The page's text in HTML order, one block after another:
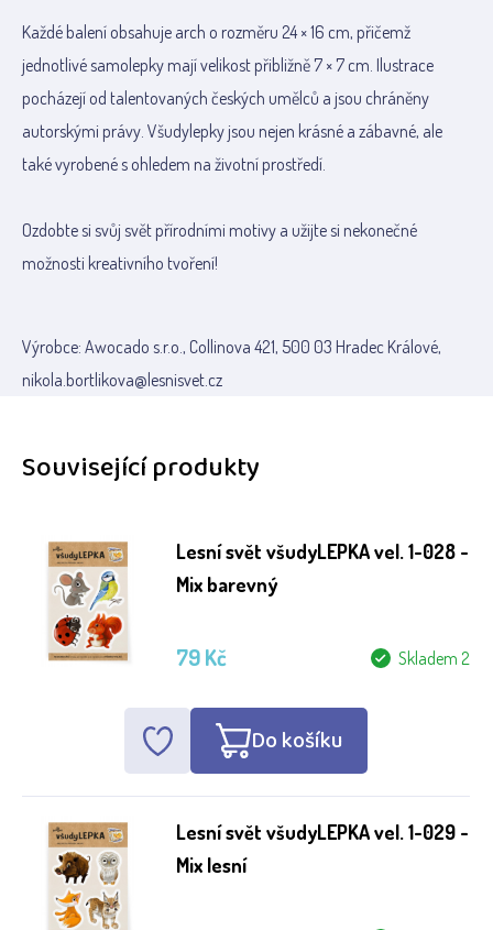
Každé balení obsahuje arch o rozměru 24 × 16 cm, přičemž
jednotlivé samolepky mají velikost přibližně 7 × 7 cm. Ilustrace
pocházejí od talentovaných českých umělců a jsou chráněny
autorskými právy. Všudylepky jsou nejen krásné a zábavné, ale
také vyrobené s ohledem na životní prostředí.
Ozdobte si svůj svět přírodními motivy a užijte si nekonečné
možnosti kreativního tvoření!
Výrobce: Awocado s.r.o., Collinova 421, 500 03 Hradec Králové,
nikola.bortlikova@lesnisvet.cz
Související produkty
Lesní svět všudyLEPKA vel. 1-028 -
Mix barevný
Skladem 2
79 Kč
Do košíku
Lesní svět všudyLEPKA vel. 1-029 -
Mix lesní